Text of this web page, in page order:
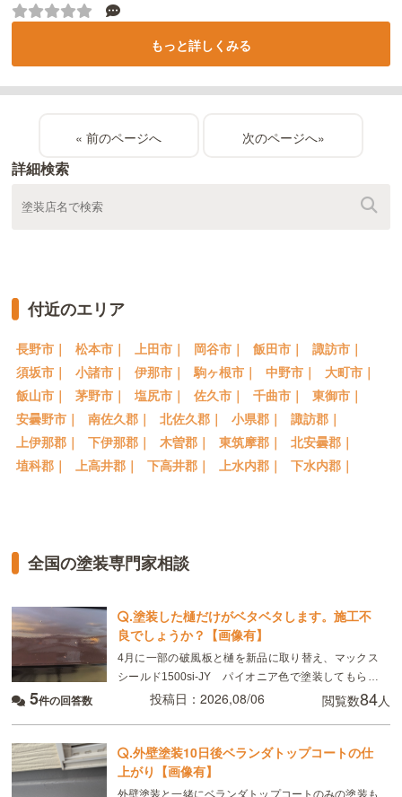
詳細検索
もっと詳しくみる
« »
付近のエリア
長野市｜ 松本市｜ 上田市｜ 岡谷市｜ 飯田市｜
諏訪市｜
須坂市｜
小諸市｜ 伊那市｜ 駒ヶ根市｜ 中野市｜
大町市｜
飯山市｜
茅野市｜ 塩尻市｜ 佐久市｜ 千曲市｜
東御市｜
安曇野市｜
南佐久郡｜ 北佐久郡｜ 小県郡｜
諏訪郡｜
上伊那郡｜
下伊那郡｜ 木曽郡｜ 東筑摩郡｜
北安曇郡｜
埴科郡｜
上高井郡｜ 下高井郡｜ 上水内郡｜ 下水内郡｜
全国の塗装専門家相談
.塗装した樋だけがベタベタします。施工不
良でしょうか？【画像有】
4月に一部の破風板と樋を新品に取り替え、マックス
シールド1500si-JY パイオニア色で塗装してもらい
ました。 8月現在、樋がベタベタして小さい虫が張り
5件の回答数 投稿日：2026,08/06 閲覧数84人
.外壁塗装10日後ベランダトップコートの仕
上がり【画像有】